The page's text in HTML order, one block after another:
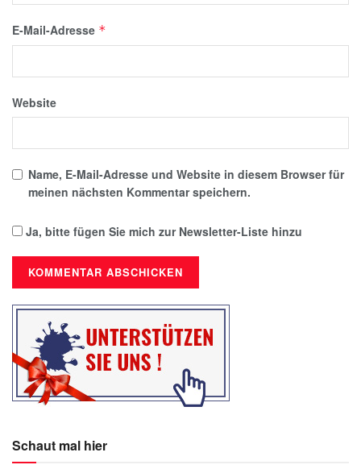
E-Mail-Adresse *
Website
Name, E-Mail-Adresse und Website in diesem Browser für
meinen nächsten Kommentar speichern.
Ja, bitte fügen Sie mich zur Newsletter-Liste hinzu
Schaut mal hier